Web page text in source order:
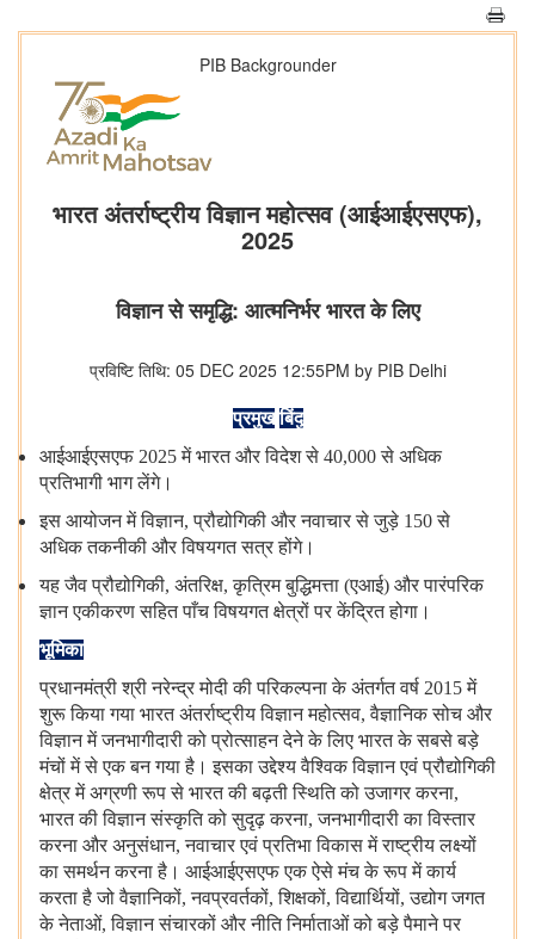
PIB Backgrounder
भारत अंतर्राष्ट्रीय विज्ञान महोत्सव (आईआईएसएफ),
2025
विज्ञान से समृद्धि: आत्मनिर्भर भारत के लिए
प्रविष्टि तिथि: 05 DEC 2025 12:55PM by PIB Delhi
प्रमुख बिंदु
आईआईएसएफ 2025में भारत और विदेश से 40,000से अधिक
प्रतिभागी भाग लेंगे।
इस आयोजन में विज्ञान,प्रौद्योगिकी और नवाचार से जुड़े 150से
अधिक तकनीकी और विषयगत सत्र होंगे।
यह जैव प्रौद्योगिकी, अंतरिक्ष,कृत्रिम बुद्धिमत्ता (एआई) और पारंपरिक
ज्ञान एकीकरण सहित पाँच विषयगत क्षेत्रों पर केंद्रित होगा।
भूमिका
प्रधानमंत्री श्री नरेन्द्र मोदी की परिकल्पना के अंतर्गत वर्ष 2015 में
शुरू किया गया भारत अंतर्राष्ट्रीय विज्ञान महोत्सव, वैज्ञानिक सोच और
विज्ञान में जनभागीदारी को प्रोत्साहन देने के लिए भारत के सबसे बड़े
मंचों में से एक बन गया है। इसका उद्देश्य वैश्विक विज्ञान एवं प्रौद्योगिकी
क्षेत्र में अग्रणी रूप से भारत की बढ़ती स्थिति को उजागर करना,
भारत की विज्ञान संस्कृति को सुदृढ़ करना, जनभागीदारी का विस्तार
करना और अनुसंधान, नवाचार एवं प्रतिभा विकास में राष्ट्रीय लक्ष्यों
का समर्थन करना है। आईआईएसएफ एक ऐसे मंच के रूप में कार्य
करता है जो वैज्ञानिकों, नवप्रवर्तकों, शिक्षकों, विद्यार्थियों, उद्योग जगत
के नेताओं, विज्ञान संचारकों और नीति निर्माताओं को बड़े पैमाने पर